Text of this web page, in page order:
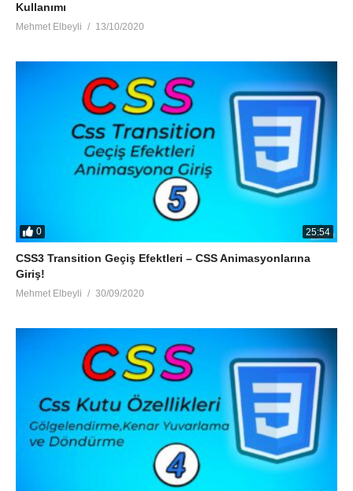
Kullanımı
Mehmet Elbeyli 13/10/2020
0 25:54
CSS3 Transition Geçiş Efektleri – CSS Animasyonlarına
Giriş!
Mehmet Elbeyli 30/09/2020